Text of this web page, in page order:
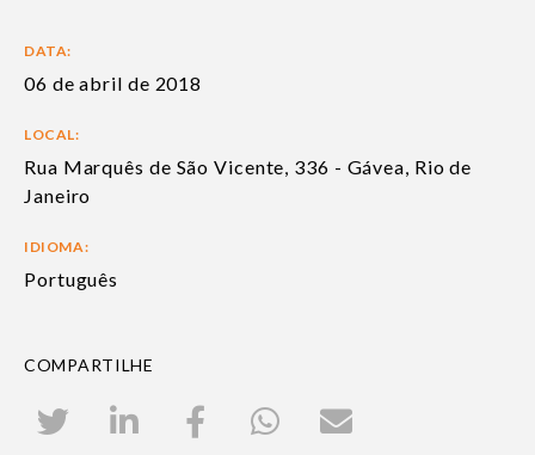
DATA:
06 de abril de 2018
LOCAL:
Rua Marquês de São Vicente, 336 - Gávea, Rio de
Janeiro
IDIOMA:
Português
COMPARTILHE